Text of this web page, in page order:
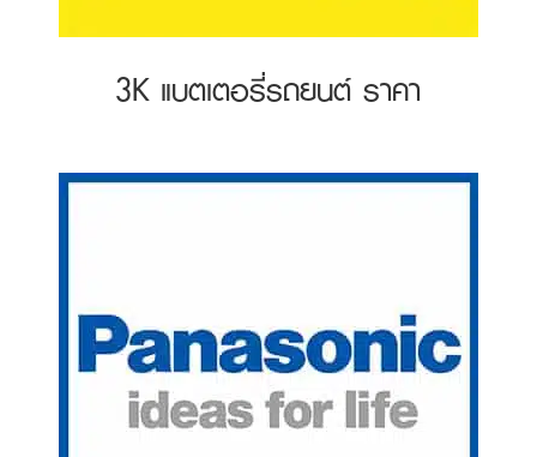
3K แบตเตอรี่รถยนต์ ราคา